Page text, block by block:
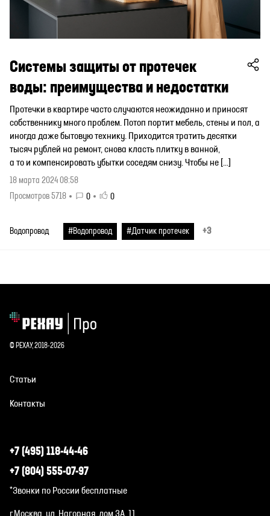
Системы защиты от протечек
воды: преимущества и недостатки
Протечки в квартире часто случаются неожиданно и приносят
собственнику много проблем. Потоп портит мебель, стены и пол, а
иногда даже бытовую технику. Приходится тратить десятки
тысяч рублей на ремонт, снова класть плитку в ванной,
а то и компенсировать убытки соседям снизу. Чтобы не […]
18 марта 2024 08:58
Просмотров 5718
0 0
Водопровод #Водопровод #Датчик протечек +3
© РЕХАУ, 2018-2026
Статьи
Контакты
+7 (495) 118-44-46
+7 (804) 555-07-97
*Звонки по России бесплатные